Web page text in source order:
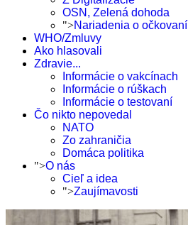
OSN, Zelená dohoda
">Nariadenia o očkovaní
WHO/Zmluvy
Ako hlasovali
Zdravie...
Informácie o vakcínach
Informácie o rúškach
Informácie o testovaní
Čo nikto nepovedal
NATO
Zo zahraničia
Domáca politika
">O nás
Cieľ a idea
">Zaujímavosti